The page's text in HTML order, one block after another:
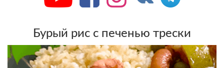
Бурый рис с печенью трески